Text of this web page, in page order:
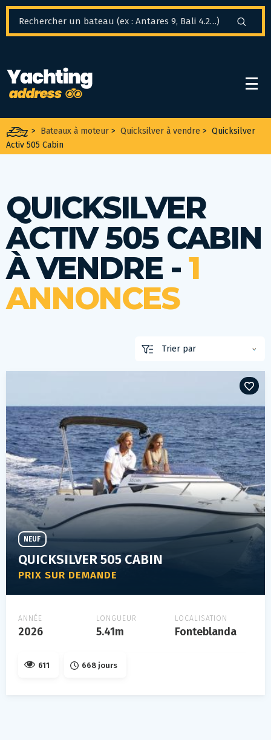
> Bateaux à moteur > Quicksilver à vendre > Quicksilver
Activ 505 Cabin
QUICKSILVER
ACTIV 505 CABIN
À VENDRE - 1
ANNONCES
QUICKSILVER 505 CABIN
PRIX SUR DEMANDE
NEUF
ANNÉE
2026
LONGUEUR
5.41m
LOCALISATION
Fonteblanda
611 668 jours
Panneau de gestion des cookies